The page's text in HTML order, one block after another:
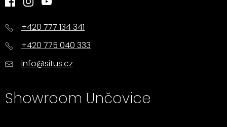
+420 777 134 341
+420 775 040 333
info@situs.cz
Showroom Unčovice